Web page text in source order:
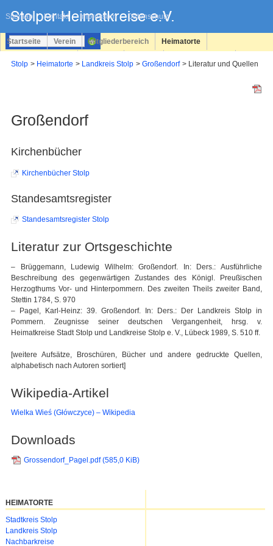
Sitemap Kontakt Impressum Datenschutz
überspringen
Startseite Verein Mitgliederbereich Heimatorte
Stolp Heimatorte Landkreis Stolp Großendorf Literatur und Quellen
Großendorf
Kirchenbücher
Kirchenbücher Stolp
Standesamtsregister
Standesamtsregister Stolp
Literatur zur Ortsgeschichte
– Brüggemann, Ludewig Wilhelm: Großendorf. In: Ders.: Ausführliche
Beschreibung des gegenwärtigen Zustandes des Königl. Preußischen
Herzogthums Vor- und Hinterpommern. Des zweiten Theils zweiter Band,
Stettin 1784, S. 970
– Pagel, Karl-Heinz: 39. Großendorf. In: Ders.: Der Landkreis Stolp in
Pommern. Zeugnisse seiner deutschen Vergangenheit, hrsg. v.
Heimatkreise Stadt Stolp und Landkreise Stolp e. V., Lübeck 1989, S. 510 ff.
[weitere Aufsätze, Broschüren, Bücher und andere gedruckte Quellen,
alphabetisch nach Autoren sortiert]
Wikipedia-Artikel
Wielka Wieś (Główczyce) – Wikipedia
Downloads
Grossendorf_Pagel.pdf(585,0 KiB)
HEIMATORTE
Navigation
überspringen
Stadtkreis Stolp
Landkreis Stolp
Nachbarkreise